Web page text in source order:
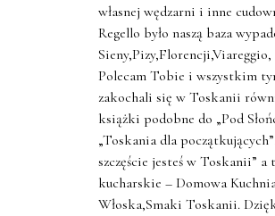
własnej wędzarni i inne
Regello było naszą baza
Polecam Tobie i wszystkim
zakochali się w Toskanii
książki podobne do „Pod
„Toskania dla
szczęście jesteś w Toskanii” a
kucharskie – Domowa
Włoska,Smaki Toskanii.